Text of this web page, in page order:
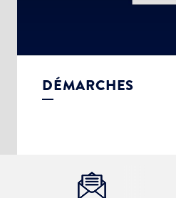
DÉMARCHES